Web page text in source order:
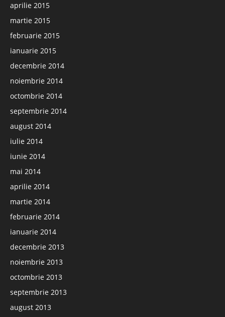
aprilie 2015
martie 2015
februarie 2015
ianuarie 2015
decembrie 2014
noiembrie 2014
octombrie 2014
septembrie 2014
august 2014
iulie 2014
iunie 2014
mai 2014
aprilie 2014
martie 2014
februarie 2014
ianuarie 2014
decembrie 2013
noiembrie 2013
octombrie 2013
septembrie 2013
august 2013